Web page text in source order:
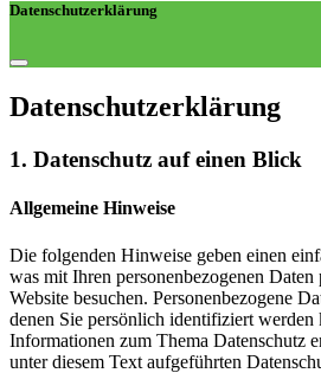
Datenschutzerklärung
Datenschutz­erklärung
1. Datenschutz auf einen Blick
Allgemeine Hinweise
Die folgenden Hinweise geben einen
was mit Ihren personenbezogenen Daten
Website besuchen. Personenbezogene
denen Sie persönlich identifiziert
Informationen zum Thema Datenschutz
unter diesem Text aufgeführten